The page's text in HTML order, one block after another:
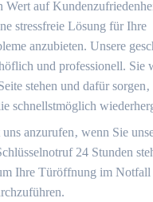
Wert auf
stressfreie Lösung für Ihre
anzubieten.​ Unsere
und professionell. Sie
stehen und dafür
schnellstmöglich
anzurufen‚ wenn Sie
24 Stunden
Ihre Türöffnung im Notfall